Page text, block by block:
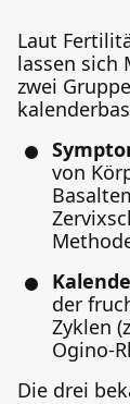
Laut
lassen sich
zwei
von
der
Zyklen
Ogino-
Die drei